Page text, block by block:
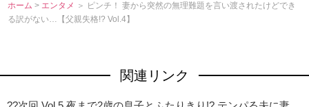
ホーム > エンタメ ＞ ピンチ！ 妻から突然の無理難題を言い渡されたけどでき
る訳がない…【父親失格!? Vol.4】
関連リンク